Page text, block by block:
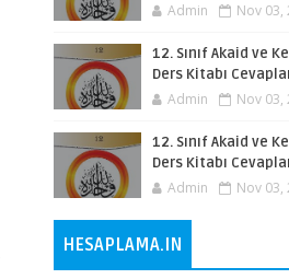
Admin Nov 03,
12. Sınıf Akaid ve
Ders Kitabı
Admin Nov 03,
12. Sınıf Akaid ve
Ders Kitabı
Admin Nov 03,
HESAPLAMA.IN